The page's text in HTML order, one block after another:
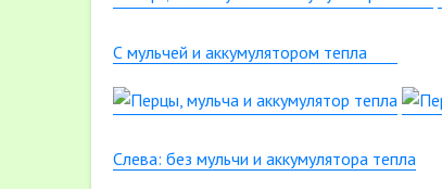
С мульчей и аккумулятором тепла
Слева: без мульчи и аккумулятора тепла